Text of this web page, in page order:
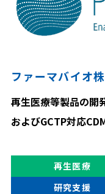
ファーマバイオ
再生医療等製品の開
およびGCTP対応
再生医療
研究支援